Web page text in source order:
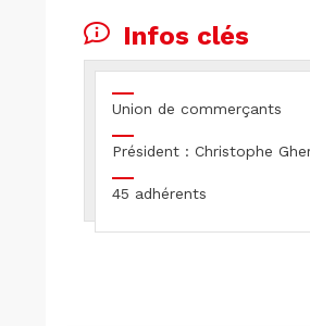
Infos clés
Union de commerçants
Président : Christophe
45 adhérents